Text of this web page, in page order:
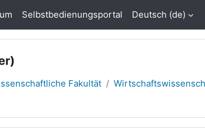
Selbstbedienungsportal Deutsch ‎(de)‎
Fakultät